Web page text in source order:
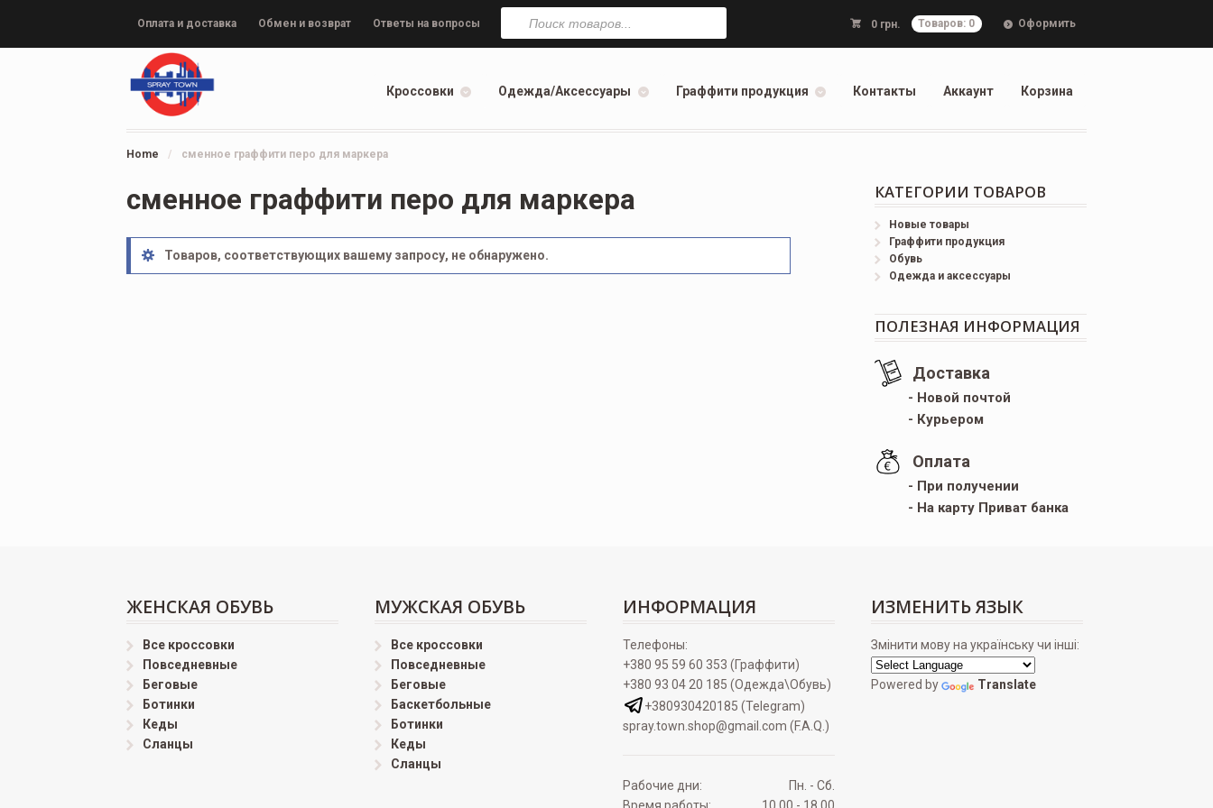
Оплата и доставка Обмен и возврат Ответы на вопросы 0 грн. Товаров: 0 Оформить
Поиск
товаров
Кроссовки Одежда/Аксессуары Граффити продукция Контакты Аккаунт Корзина
Home / сменное граффити перо для маркера
сменное граффити перо для маркера
Товаров, соответствующих вашему запросу, не обнаружено.
КАТЕГОРИИ ТОВАРОВ
Новые товары
Граффити продукция
Обувь
Одежда и аксессуары
ПОЛЕЗНАЯ ИНФОРМАЦИЯ
Доставка
- Новой почтой
- Курьером
Оплата
- При получении
- На карту Приват банка
ЖЕНСКАЯ ОБУВЬ
Все кроссовки
Повседневные
Беговые
Ботинки
Кеды
Сланцы
МУЖСКАЯ ОБУВЬ
Все кроссовки
Повседневные
Беговые
Баскетбольные
Ботинки
Кеды
Сланцы
ИНФОРМАЦИЯ
Телефоны:
+380 95 59 60 353 (Граффити)
+380 93 04 20 185 (Одежда\Обувь)
+380930420185 (Telegram)
spray.town.shop@gmail.com (F.A.Q.)
Рабочие дни:
Пн. - Сб.
ИЗМЕНИТЬ ЯЗЫК
Змінити мову на українську чи інші:
Powered by Translate